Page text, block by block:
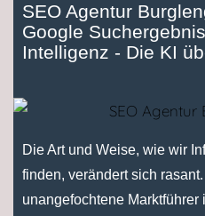
SEO Agentur
Google
Intelligenz - Die KI
Die Art und Weise, wie wir
finden, verändert sich
unangefochtene